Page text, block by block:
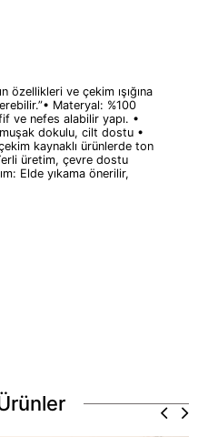
özellikleri ve çekim ışığına
Materyal: %100
ve nefes alabilir yapı. •
dokulu, cilt dostu •
kaynaklı ürünlerde ton
üretim, çevre dostu
Elde yıkama önerilir,